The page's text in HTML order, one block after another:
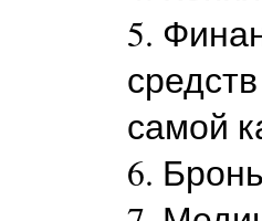
5.
самой
6.